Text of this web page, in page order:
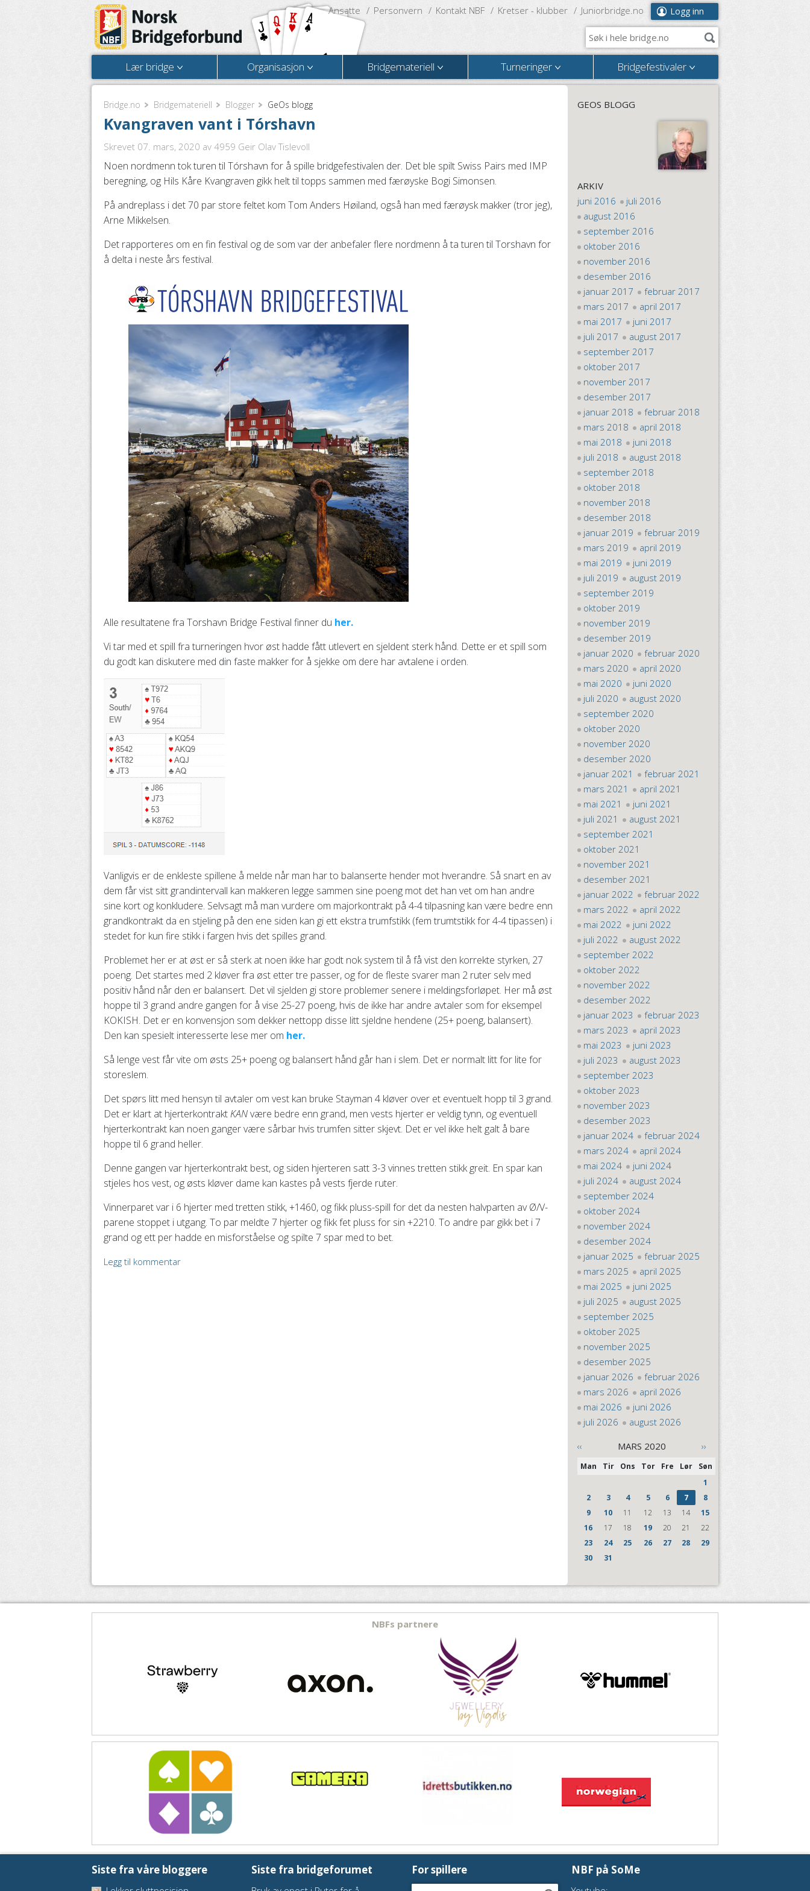
Logg inn
Ansatte Personvern Kontakt NBF Kretser - klubber Juniorbridge.no
Lær bridge Organisasjon Bridgemateriell Turneringer Bridgefestivaler
Bridge.no Bridgemateriell Blogger GeOs blogg
Kvangraven vant i Tórshavn
Skrevet 07. mars, 2020 av 4959 Geir Olav Tislevoll
Noen nordmenn tok turen til Tórshavn for å spille bridgefestivalen der. Det ble spilt Swiss Pairs med IMP
beregning, og Hils Kåre Kvangraven gikk helt til topps sammen med færøyske Bogi Simonsen.
På andreplass i det 70 par store feltet kom Tom Anders Høiland, også han med færøysk makker (tror jeg),
Arne Mikkelsen.
Det rapporteres om en fin festival og de som var der anbefaler flere nordmenn å ta turen til Torshavn for
å delta i neste års festival.
Alle resultatene fra Torshavn Bridge Festival finner du her.
Vi tar med et spill fra turneringen hvor øst hadde fått utlevert en sjeldent sterk hånd. Dette er et spill som
du godt kan diskutere med din faste makker for å sjekke om dere har avtalene i orden.
Vanligvis er de enkleste spillene å melde når man har to balanserte hender mot hverandre. Så snart en av
dem får vist sitt grandintervall kan makkeren legge sammen sine poeng mot det han vet om han andre
sine kort og konkludere. Selvsagt må man vurdere om majorkontrakt på 4-4 tilpasning kan være bedre enn
grandkontrakt da en stjeling på den ene siden kan gi ett ekstra trumfstikk (fem trumtstikk for 4-4 tipassen) i
stedet for kun fire stikk i fargen hvis det spilles grand.
Problemet her er at øst er så sterk at noen ikke har godt nok system til å få vist den korrekte styrken, 27
poeng. Det startes med 2 kløver fra øst etter tre passer, og for de fleste svarer man 2 ruter selv med
positiv hånd når den er balansert. Det vil sjelden gi store problemer senere i meldingsforløpet. Her må øst
hoppe til 3 grand andre gangen for å vise 25-27 poeng, hvis de ikke har andre avtaler som for eksempel
KOKISH. Det er en konvensjon som dekker nettopp disse litt sjeldne hendene (25+ poeng, balansert).
Den kan spesielt interesserte lese mer om her.
Så lenge vest får vite om østs 25+ poeng og balansert hånd går han i slem. Det er normalt litt for lite for
storeslem.
Det spørs litt med hensyn til avtaler om vest kan bruke Stayman 4 kløver over et eventuelt hopp til 3 grand.
Det er klart at hjerterkontraktKANvære bedre enn grand, men vests hjerter er veldig tynn, og eventuell
hjerterkontrakt kan noen ganger være sårbar hvis trumfen sitter skjevt. Det er vel ikke helt galt å bare
hoppe til 6 grand heller.
Denne gangen var hjerterkontrakt best, og siden hjerteren satt 3-3 vinnes tretten stikk greit. En spar kan
stjeles hos vest, og østs kløver dame kan kastes på vests fjerde ruter.
Vinnerparet var i 6 hjerter med tretten stikk, +1460, og fikk pluss-spill for det da nesten halvparten av Ø/V-
parene stoppet i utgang. To par meldte 7 hjerter og fikk fet pluss for sin +2210. To andre par gikk bet i 7
grand og ett per hadde en misforståelse og spilte 7 spar med to bet.
Legg til kommentar
GEOS BLOGG
ARKIV
juni 2016
juli 2016
august 2016
september 2016
oktober 2016
november 2016
desember 2016
januar 2017
februar 2017
mars 2017
april 2017
mai 2017
juni 2017
juli 2017
august 2017
september 2017
oktober 2017
november 2017
desember 2017
januar 2018
februar 2018
mars 2018
april 2018
mai 2018
juni 2018
juli 2018
august 2018
september 2018
oktober 2018
november 2018
desember 2018
januar 2019
februar 2019
mars 2019
april 2019
mai 2019
juni 2019
juli 2019
august 2019
september 2019
oktober 2019
november 2019
desember 2019
januar 2020
februar 2020
mars 2020
april 2020
mai 2020
juni 2020
juli 2020
august 2020
september 2020
oktober 2020
november 2020
desember 2020
januar 2021
februar 2021
mars 2021
april 2021
mai 2021
juni 2021
juli 2021
august 2021
september 2021
oktober 2021
november 2021
desember 2021
januar 2022
februar 2022
mars 2022
april 2022
mai 2022
juni 2022
juli 2022
august 2022
september 2022
oktober 2022
november 2022
desember 2022
januar 2023
februar 2023
mars 2023
april 2023
mai 2023
juni 2023
juli 2023
august 2023
september 2023
oktober 2023
november 2023
desember 2023
januar 2024
februar 2024
mars 2024
april 2024
mai 2024
juni 2024
juli 2024
august 2024
september 2024
oktober 2024
november 2024
desember 2024
januar 2025
februar 2025
mars 2025
april 2025
mai 2025
juni 2025
juli 2025
august 2025
september 2025
oktober 2025
november 2025
desember 2025
januar 2026
februar 2026
mars 2026
april 2026
mai 2026
juni 2026
juli 2026
august 2026
‹‹
››
MARS 2020
Man Tir Ons Tor Fre Lør
Søn
1
2
3 4 5 6 7
8
9
10 11 12 13 14
15
16
17 18 19 20 21
22
23
24 25 26 27 28
29
30
31
NBFs partnere
Siste fra våre bloggere Siste fra bridgeforumet For spillere NBF på SoMe